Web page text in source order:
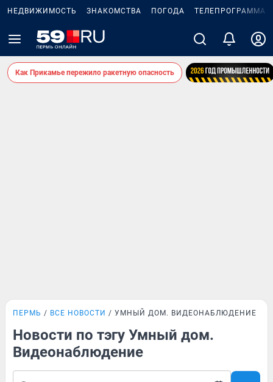
НЕДВИЖИМОСТЬ ЗНАКОМСТВА ПОГОДА ТЕЛЕПРОГРАММА
Как Прикамье пережило ракетную опасность
ПЕРМЬ ВСЕ НОВОСТИ УМНЫЙ ДОМ. ВИДЕОНАБЛЮДЕНИЕ
Новости по тэгу Умный дом.
Видеонаблюдение